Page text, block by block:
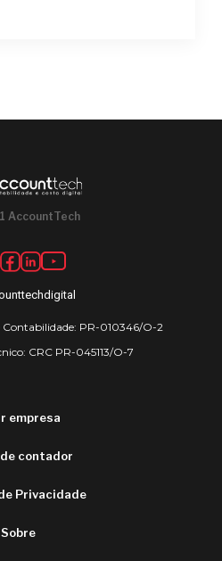
AccountTech
Contabilidade: PR-010346/O-2
CRC PR-045113/O-7
empresa
contador
Privacidade
Sobre